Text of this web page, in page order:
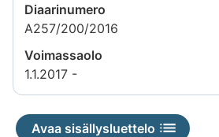
Diaarinumero
A257/200/2016
Voimassaolo
1.1.2017 -
Avaa sisällysluettelo